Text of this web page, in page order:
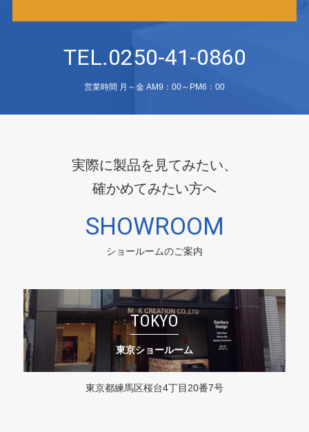
TEL.0250-41-0860
営業時間 月～金 AM9：00～PM6：00
実際に製品を見てみたい、
確かめてみたい方へ
SHOWROOM
ショールームのご案内
TOKYO
東京ショールーム
東京都練馬区桜台4丁目20番7号